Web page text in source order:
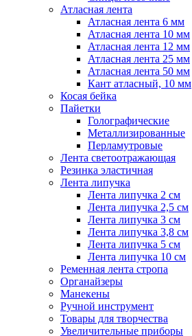
Атласная лента
Атласная лента 6 мм
Атласная лента 10 мм
Атласная лента 12 мм
Атласная лента 25 мм
Атласная лента 50 мм
Кант атласный, 10 мм
Косая бейка
Пайетки
Голографические
Металлизированные
Перламутровые
Лента светоотражающая
Резинка эластичная
Лента липучка
Лента липучка 2 см
Лента липучка 2,5 см
Лента липучка 3 см
Лента липучка 3,8 см
Лента липучка 5 см
Лента липучка 10 см
Ременная лента стропа
Органайзеры
Манекены
Ручной инструмент
Товары для творчества
Увеличительные приборы